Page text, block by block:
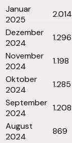
Januar
2025
2.014
Dezember
2024
1.296
November
2024
1.198
Oktober
2024
1.285
September
2024
1.208
August
2024
869